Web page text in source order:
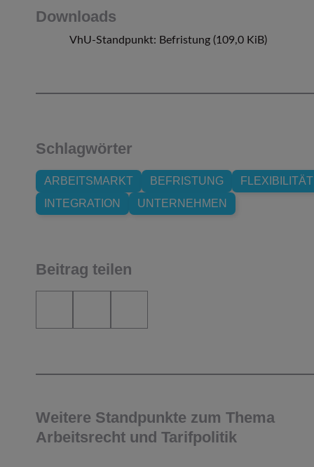
Downloads
VhU-Standpunkt: Befristung (109,0 KiB)
Schlagwörter
ARBEITSMARKT BEFRISTUNG
FLEXIBILITÄT
INTEGRATION
UNTERNEHMEN
Beitrag teilen
Weitere Standpunkte zum Thema
Arbeitsrecht und Tarifpolitik